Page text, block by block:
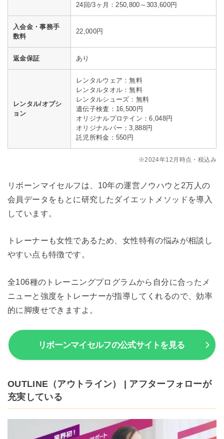
24回/3ヶ月：250,800～303,600円
入会金・事務手
数料
22,000円
返金保証 あり
レンタル/オプシ
ョン
レンタルウェア：無料
レンタルタオル：無料
レンタルシューズ：無料
遺伝子検査：16,500円
オリジナルプロテイン：6,048円
オリジナルバー：3,888円
託児所料金：550円
※2024年12月時点・税込み
リボーンマイセルフは、10年の運営ノウハウと2万人の
会員データをもとに研究したダイエットメソッドを導入
しています。
トレーナーも女性であるため、女性特有の悩みが相談し
やすい点も特徴です。
全106種のトレーニングプログラムから自分に合ったメ
ニューと強度をトレーナーが指導してくれるので、効率
的に脚痩せできますよ。
リボーンマイセルフの公式サイトを見る
OUTLINE（アウトライン） | アフターフォローが
充実している